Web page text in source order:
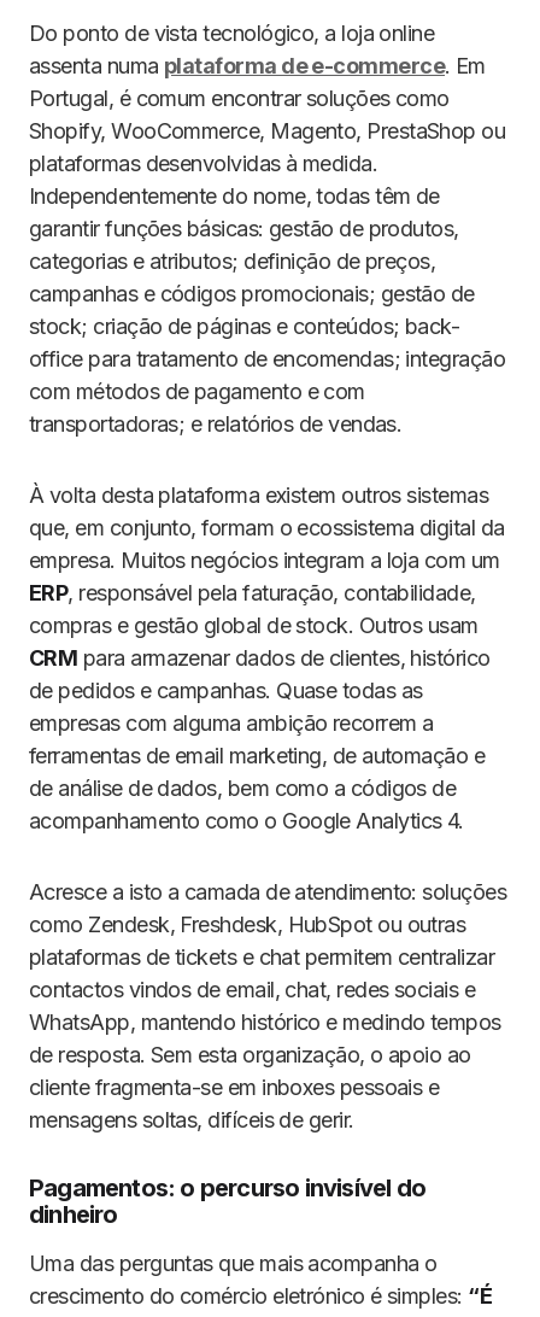
Do ponto de vista tecnológico, a loja online
assenta numa plataforma de e-commerce. Em
Portugal, é comum encontrar soluções como
Shopify, WooCommerce, Magento, PrestaShop ou
plataformas desenvolvidas à medida.
Independentemente do nome, todas têm de
garantir funções básicas: gestão de produtos,
categorias e atributos; definição de preços,
campanhas e códigos promocionais; gestão de
stock; criação de páginas e conteúdos; back-
office para tratamento de encomendas; integração
com métodos de pagamento e com
transportadoras; e relatórios de vendas.
À volta desta plataforma existem outros sistemas
que, em conjunto, formam o ecossistema digital da
empresa. Muitos negócios integram a loja com um
ERP, responsável pela faturação, contabilidade,
compras e gestão global de stock. Outros usam
CRM para armazenar dados de clientes, histórico
de pedidos e campanhas. Quase todas as
empresas com alguma ambição recorrem a
ferramentas de email marketing, de automação e
de análise de dados, bem como a códigos de
acompanhamento como o Google Analytics 4.
Acresce a isto a camada de atendimento: soluções
como Zendesk, Freshdesk, HubSpot ou outras
plataformas de tickets e chat permitem centralizar
contactos vindos de email, chat, redes sociais e
WhatsApp, mantendo histórico e medindo tempos
de resposta. Sem esta organização, o apoio ao
cliente fragmenta-se em inboxes pessoais e
mensagens soltas, difíceis de gerir.
Pagamentos: o percurso invisível do
dinheiro
Uma das perguntas que mais acompanha o
crescimento do comércio eletrónico é simples: “É